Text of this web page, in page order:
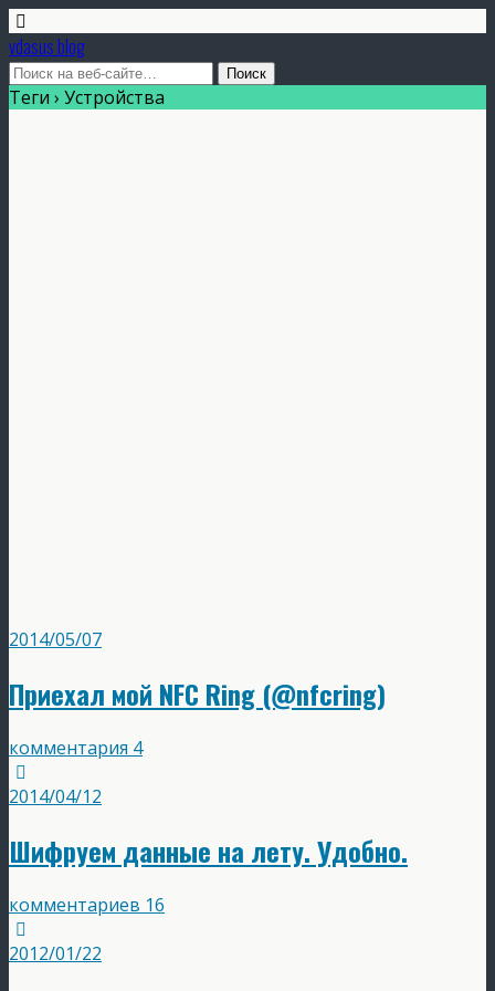
vdasus blog
Теги › Устройства
2014/05/07
Приехал мой NFC Ring (@nfcring)
комментария 4
2014/04/12
Шифруем данные на лету. Удобно.
комментариев 16
2012/01/22